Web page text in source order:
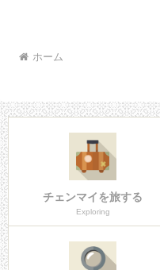
ホーム
チェンマイを旅する
Exploring